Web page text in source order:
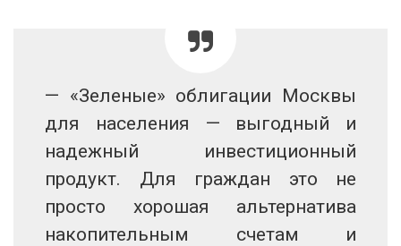
— «Зеленые» облигации Москвы
для населения — выгодный и
надежный инвестиционный
продукт. Для граждан это не
просто хорошая альтернатива
накопительным счетам и